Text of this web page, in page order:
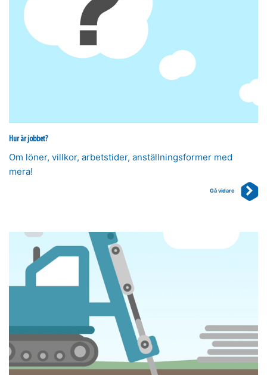
Hur är jobbet?
Om löner, villkor, arbetstider, anställningsformer med
mera!
Gå vidare